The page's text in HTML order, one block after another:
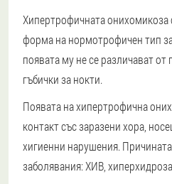
Хипертрофичната онихомикоза
форма на нормотрофичен тип
появата му не се различават
гъбички за нокти.
Появата на хипертрофична
контакт със заразени хора,
хигиенни нарушения.
заболявания: ХИВ,